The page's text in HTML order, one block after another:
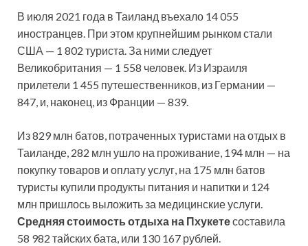
В июля 2021 года в Таиланд въехало 14 055
иностранцев. При этом крупнейшим рынком стали
США — 1 802 туриста. За ними следует
Великобритания — 1 558 человек. Из Израиля
прилетели 1 455 путешественников, из Германии —
847, и, наконец, из Франции — 839.
Из 829 млн батов, потраченных туристами на отдых в
Таиланде, 282 млн ушло на проживание, 194 млн — на
покупку товаров и оплату услуг, на 175 млн батов
туристы купили продукты питания и напитки и 124
млн пришлось выложить за медицинские услуги.
Средняя стоимость отдыха на Пхукетесоставила
58 982 тайских бата, или 130 167 рублей.